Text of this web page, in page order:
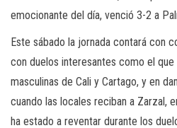
emocionante del día, venció 3-2 a
Este sábado la jornada contará con
con duelos interesantes como el
masculinas de Cali y Cartago, y en
cuando las locales reciban a Zarzal,
ha estado a reventar durante los